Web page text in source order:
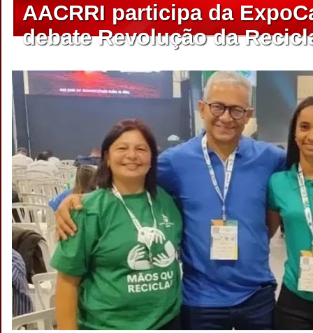
AACRRI participa da
debate Revolução da